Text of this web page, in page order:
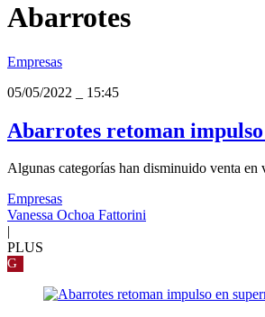
Abarrotes
Empresas
05/05/2022
15:45
Abarrotes retoman impulso
Algunas categorías han disminuido venta
Empresas
Vanessa Ochoa Fattorini
PLUS
G